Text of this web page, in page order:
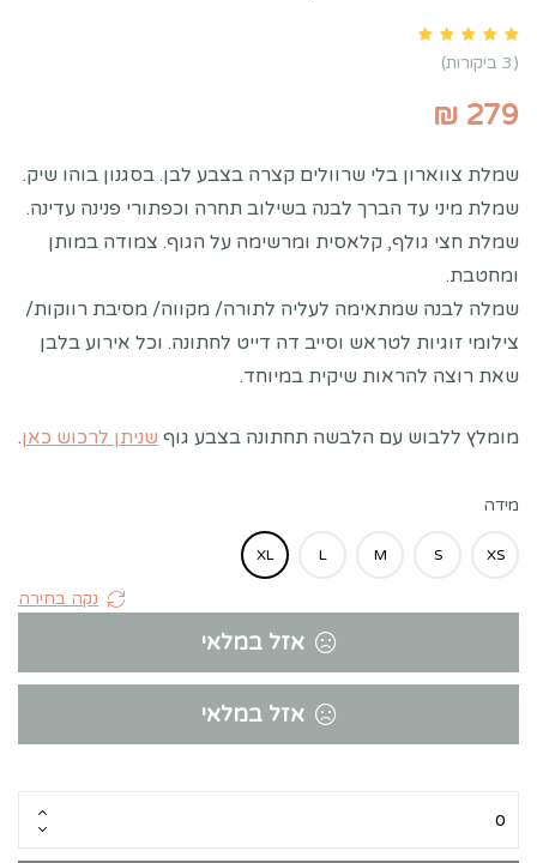
3
customer ratings(
3 ביקורות)
₪ 279
שמלת צווארון בלי שרוולים קצרה בצבע לבן. בסגנון בוהו שיק.
שמלת מיני עד הברך לבנה בשילוב תחרה וכפתורי פנינה עדינה.
שמלת חצי גולף, קלאסית ומרשימה על הגוף. צמודה במותן
ומחטבת.
שמלה לבנה שמתאימה לעליה לתורה/ מקווה/ מסיבת רווקות/
צילומי זוגיות לטראש וסייב דה דייט לחתונה. וכל אירוע בלבן
שאת רוצה להראות שיקית במיוחד.
מומלץ ללבוש עם הלבשה תחתונה בצבע גוף שניתן לרכוש כאן.
מידה
XS
S
M
L
XL
נקה בחירה
אזל במלאי
אזל במלאי